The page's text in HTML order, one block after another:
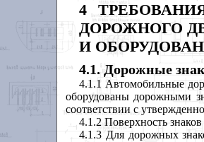
4
ДОРОЖНОГО
И
4.1. Дорожные
4.1.1 Автомобильные
оборудованы дорожными
соответствии с
4.1.2 Поверхность
4.1.3 Для дорожных